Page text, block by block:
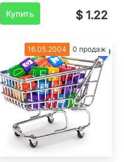
Купить
$ 1.22
16.05.2004 0 продаж